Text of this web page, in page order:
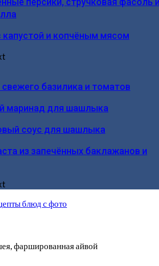
капустой и копчёным мясом
свежего базилика и томатов
маринад для шашлыка
соус для шашлыка
из запечённых баклажанов и
фаршированная айвой